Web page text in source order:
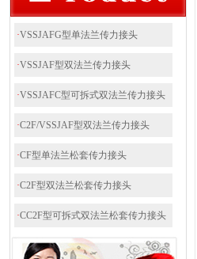
·VSSJAFG型单法兰传力接头
·VSSJAF型双法兰传力接头
·VSSJAFC型可拆式双法兰传力接头
·C2F/VSSJAF型双法兰传力接头
·CF型单法兰松套传力接头
·C2F型双法兰松套传力接头
·CC2F型可拆式双法兰松套传力接头